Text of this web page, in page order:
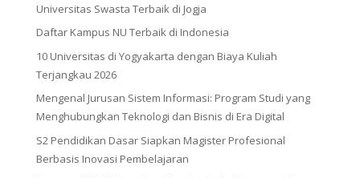
Universitas Swasta Terbaik di Jogja
Daftar Kampus NU Terbaik di Indonesia
10 Universitas di Yogyakarta dengan Biaya Kuliah
Terjangkau 2026
Mengenal Jurusan Sistem Informasi: Program Studi yang
Menghubungkan Teknologi dan Bisnis di Era Digital
S2 Pendidikan Dasar Siapkan Magister Profesional
Berbasis Inovasi Pembelajaran